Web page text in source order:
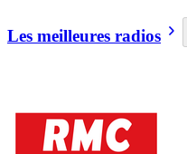
Les meilleures radios